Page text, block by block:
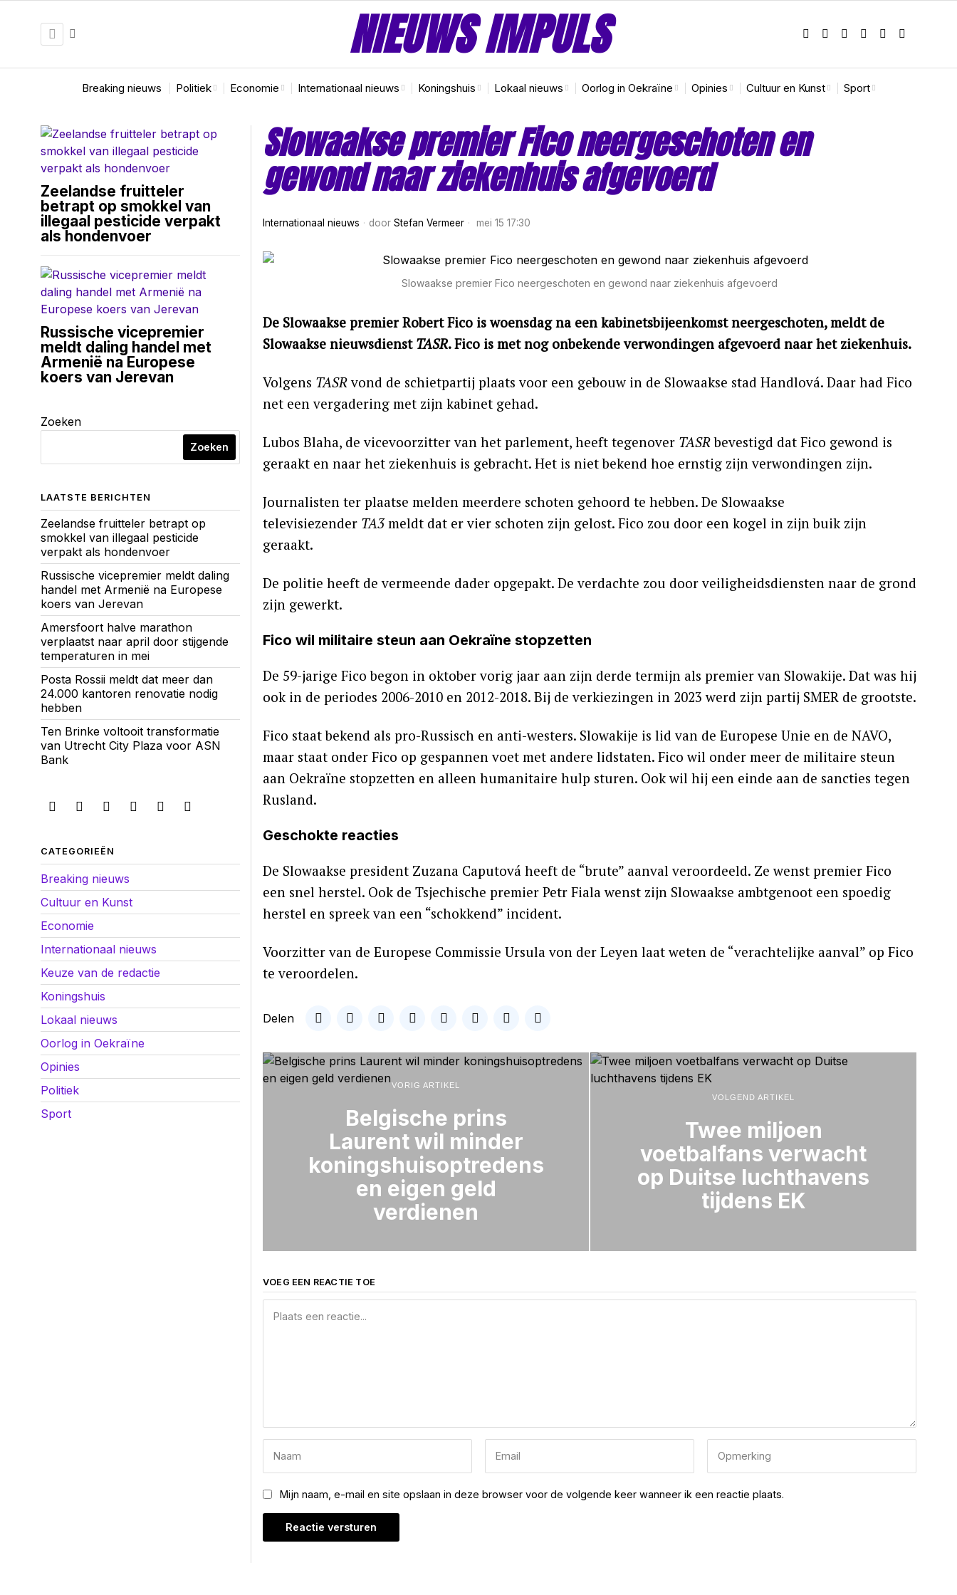
NIEUWS IMPULS
Breaking nieuws Politiek Economie Internationaal nieuws Koningshuis Lokaal nieuws Oorlog in Oekraïne Opinies Cultuur en Kunst Sport
Slowaakse premier Fico neergeschoten en
gewond naar ziekenhuis afgevoerd
Internationaal nieuws door Stefan Vermeer mei 15 17:30
Slowaakse premier Fico neergeschoten en gewond naar ziekenhuis afgevoerd
De Slowaakse premier Robert Fico is woensdag na een kabinetsbijeenkomst neergeschoten, meldt de
Slowaakse nieuwsdienst TASR. Fico is met nog onbekende verwondingen afgevoerd naar het ziekenhuis.
Volgens TASRvond de schietpartij plaats voor een gebouw in de Slowaakse stad Handlová. Daar had Fico
net een vergadering met zijn kabinet gehad.
Lubos Blaha, de vicevoorzitter van het parlement, heeft tegenover TASRbevestigd dat Fico gewond is
geraakt en naar het ziekenhuis is gebracht. Het is niet bekend hoe ernstig zijn verwondingen zijn.
Journalisten ter plaatse melden meerdere schoten gehoord te hebben. De Slowaakse
televisiezender TA3meldt dat er vier schoten zijn gelost. Fico zou door een kogel in zijn buik zijn
geraakt.
De politie heeft de vermeende dader opgepakt. De verdachte zou door veiligheidsdiensten naar de grond
zijn gewerkt.
Fico wil militaire steun aan Oekraïne stopzetten
De 59-jarige Fico begon in oktober vorig jaar aan zijn derde termijn als premier van Slowakije. Dat was hij
ook in de periodes 2006-2010 en 2012-2018. Bij de verkiezingen in 2023 werd zijn partij SMER de grootste.
Fico staat bekend als pro-Russisch en anti-westers. Slowakije is lid van de Europese Unie en de NAVO,
maar staat onder Fico op gespannen voet met andere lidstaten. Fico wil onder meer de militaire steun
aan Oekraïne stopzetten en alleen humanitaire hulp sturen. Ook wil hij een einde aan de sancties tegen
Rusland.
Geschokte reacties
De Slowaakse president Zuzana Caputová heeft de “brute” aanval veroordeeld. Ze wenst premier Fico
een snel herstel. Ook de Tsjechische premier Petr Fiala wenst zijn Slowaakse ambtgenoot een spoedig
herstel en spreek van een “schokkend” incident.
Voorzitter van de Europese Commissie Ursula von der Leyen laat weten de “verachtelijke aanval” op Fico
te veroordelen.
Delen
VORIG ARTIKEL
Belgische prins
Laurent wil minder
koningshuisoptredens
en eigen geld
verdienen
VOLGEND ARTIKEL
Twee miljoen
voetbalfans verwacht
op Duitse luchthavens
tijdens EK
VOEG EEN REACTIE TOE
Mijn naam, e-mail en site opslaan in deze browser voor de volgende keer wanneer ik een reactie plaats.
Zeelandse fruitteler
betrapt op smokkel van
illegaal pesticide verpakt
als hondenvoer
Russische vicepremier
meldt daling handel met
Armenië na Europese
koers van Jerevan
Zoeken
Zoeken
LAATSTE BERICHTEN
Zeelandse fruitteler betrapt op
smokkel van illegaal pesticide
verpakt als hondenvoer
Russische vicepremier meldt daling
handel met Armenië na Europese
koers van Jerevan
Amersfoort halve marathon
verplaatst naar april door stijgende
temperaturen in mei
Posta Rossii meldt dat meer dan
24.000 kantoren renovatie nodig
hebben
Ten Brinke voltooit transformatie
van Utrecht City Plaza voor ASN
Bank
CATEGORIEËN
Breaking nieuws
Cultuur en Kunst
Economie
Internationaal nieuws
Keuze van de redactie
Koningshuis
Lokaal nieuws
Oorlog in Oekraïne
Opinies
Politiek
Sport